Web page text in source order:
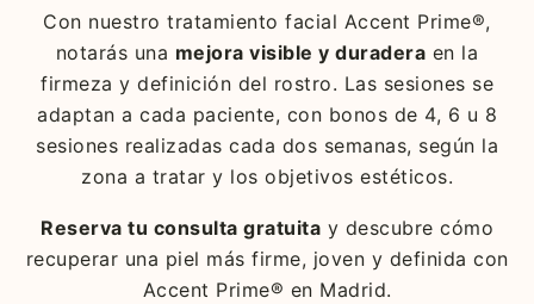
Con nuestro tratamiento facial Accent Prime®,
notarás una mejora visible y duradera en la
firmeza y definición del rostro. Las sesiones se
adaptan a cada paciente, con bonos de 4, 6 u 8
sesiones realizadas cada dos semanas, según la
zona a tratar y los objetivos estéticos.
Reserva tu consulta gratuita y descubre cómo
recuperar una piel más firme, joven y definida con
Accent Prime® en Madrid.